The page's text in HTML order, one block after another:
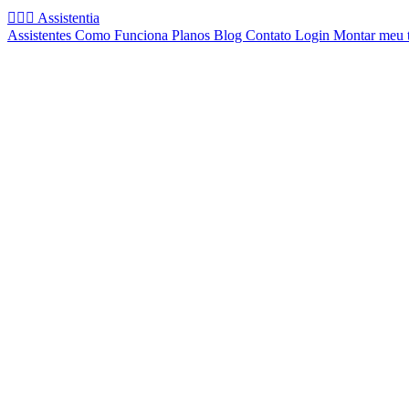
🧚🏻‍♂️ Assistentia
Assistentes Como Funciona Planos Blog Contato Login Montar meu